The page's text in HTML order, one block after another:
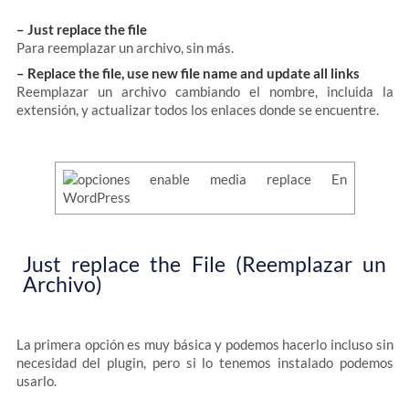
– Just replace the file
Para reemplazar un archivo, sin más.
– Replace the file, use new file name and update all links
Reemplazar un archivo cambiando el nombre, incluida la
extensión, y actualizar todos los enlaces donde se encuentre.
Just replace the File (Reemplazar un
Archivo)
La primera opción es muy básica y podemos hacerlo incluso sin
necesidad del plugin, pero si lo tenemos instalado podemos
usarlo.